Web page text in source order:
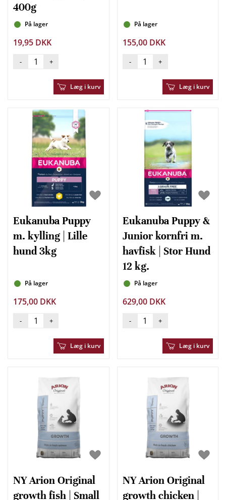
400g
På lager
19,95 DKK
- +
Læg i kurv
På lager
155,00 DKK
- +
Læg i kurv
Eukanuba Puppy
m. kylling | Lille
hund 3kg
På lager
175,00 DKK
- +
Læg i kurv
Eukanuba Puppy &
Junior kornfri m.
havfisk | Stor Hund
12 kg.
På lager
629,00 DKK
- +
Læg i kurv
NY Arion Original
growth fish | Small
NY Arion Original
growth chicken |